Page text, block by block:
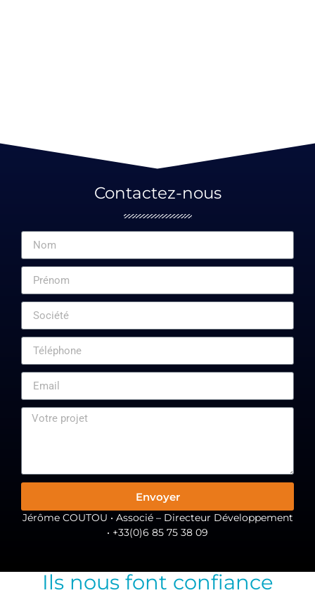
Contactez-nous
Envoyer
Jérôme COUTOU • Associé – Directeur Développement
• +33(0)6 85 75 38 09
Ils nous font confiance